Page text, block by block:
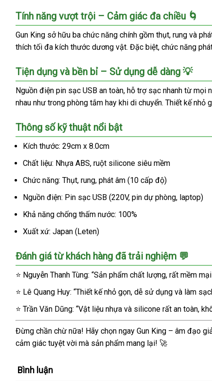
Tính năng vượt trội – Cảm giác đa chiều 🌀
Gun King sở hữu ba chức năng chính gồm thụt, rung và
thích tối đa kích thước dương vật. Đặc biệt, chức năng
Tiện dụng và bền bỉ – Sử dụng dễ dàng 💡
Nguồn điện pin sạc USB an toàn, hỗ trợ sạc nhanh từ
nhau như trong phòng tắm hay khi di chuyển. Thiết kế
Thông số kỹ thuật nổi bật
Kích thước: 29cm x 8.0cm
Chất liệu: Nhựa ABS, ruột silicone siêu mềm
Chức năng: Thụt, rung, phát âm (10 cấp độ)
Nguồn điện: Pin sạc USB (220V, pin dự phòng, laptop)
Khả năng chống thấm nước: 100%
Xuất xứ: Japan (Leten)
Đánh giá từ khách hàng đã trải nghiệm 💬
⭐ Nguyễn Thanh Tùng: “Sản phẩm chất lượng, rất mềm
⭐ Lê Quang Huy: “Thiết kế nhỏ gọn, dễ sử dụng và làm
⭐ Trần Văn Dũng: “Vật liệu nhựa và silicone rất an toàn,
Đừng chần chừ nữa! Hãy chọn ngay Gun King – âm đạo
cảm giác tuyệt vời mà sản phẩm mang lại! 🚀
Bình luận